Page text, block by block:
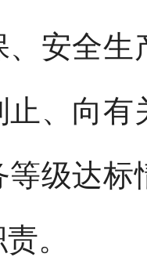
、安全
、向
等级达
。